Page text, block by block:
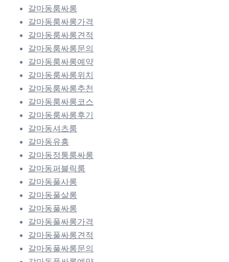
갈마동룸싸롱
갈마동룸싸롱가격
갈마동룸싸롱견적
갈마동룸싸롱문의
갈마동룸싸롱예약
갈마동룸싸롱위치
갈마동룸싸롱추천
갈마동룸싸롱코스
갈마동룸싸롱후기
갈마동셔츠룸
갈마동유흥
갈마동정통룸싸롱
갈마동퍼블릭룸
갈마동풀사롱
갈마동풀살롱
갈마동풀싸롱
갈마동풀싸롱가격
갈마동풀싸롱견적
갈마동풀싸롱문의